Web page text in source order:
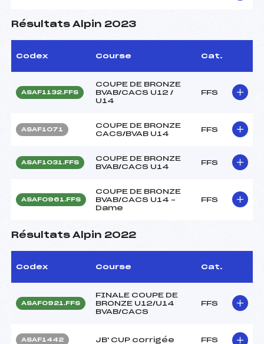
Résultats Alpin 2023
Codex Course Cat.
ASAF1132.FFS
COUPE DE BRONZE
BVAB/CACS U12 /
U14
FFS
ASAF1071
COUPE DE BRONZE
CACS/BVAB U14
FFS
ASAF1031.FFS
COUPE DE BRONZE
BVAB/CACS U14
FFS
ASAF0961.FFS
COUPE DE BRONZE
BVAB/CACS U14 –
Dame
FFS
Résultats Alpin 2022
Codex Course Cat.
ASAF0921.FFS
FINALE COUPE DE
BRONZE U12/U14
BVAB/CACS
FFS
ASAF1442 JB' CUP corrigée FFS